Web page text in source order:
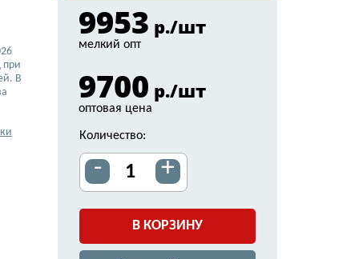
при
В
9953 р./шт
мелкий опт
9700 р./шт
оптовая цена
Количество:
- +
В КОРЗИНУ